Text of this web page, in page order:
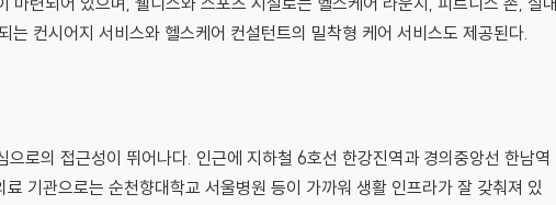
컨시어지 서비스와 헬스케어 컨설턴트의 밀착형 케어 서비스도 제공된다.
로의 접근성이 뛰어나다. 인근에 지하철 6호선 한강진역과 경의중앙선 한남역
기관으로는 순천향대학교 서울병원 등이 가까워 생활 인프라가 잘 갖춰져 있